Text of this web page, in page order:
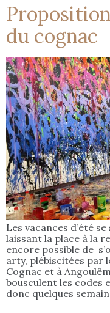
du cognac
Les vacances d’été
laissant la place à la
encore possible de
arty, plébiscitées par
Cognac et à
bousculent les codes
donc quelques